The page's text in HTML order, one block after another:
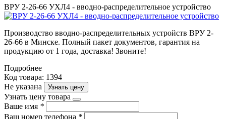
ВРУ 2-26-66 УХЛ4 - вводно-распределительное устройство
Производство вводно-распределительных устройств ВРУ 2-
26-66 в Минске. Полный пакет документов, гарантия на
продукцию от 1 года, доставка! Звоните!
Подробнее
Код товара: 1394
Не указана
Узнать цену
Узнать цену товара
Ваше имя *
Ваш номер телефона *